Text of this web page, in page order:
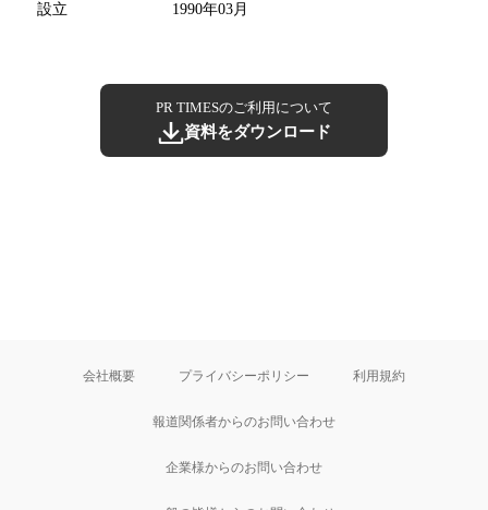
設立
1990年03月
PR TIMESのご利用について
資料をダウンロード
会社概要 プライバシーポリシー 利用規約
報道関係者からのお問い合わせ
企業様からのお問い合わせ